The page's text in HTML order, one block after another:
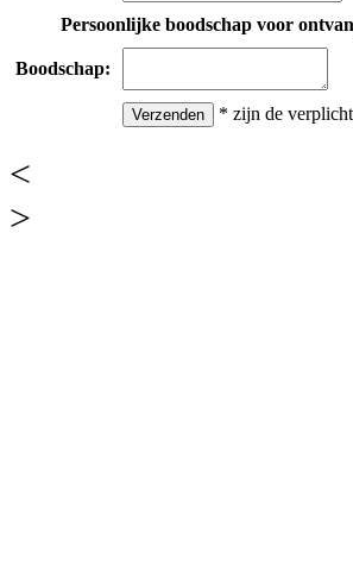
Persoonlijke boodschap voor
Boodschap:
* zijn de
<
>